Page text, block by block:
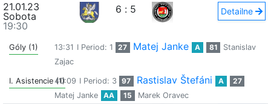
21.01.23
Sobota
19:30
6 : 5 Detailne
Góly (1) 13:31 I Period: 1 27 Matej Janke A 81
Stanislav
Zajac
I. Asistencie (1)40:09 I Period: 3 97 Rastislav Štefáni A
27
Matej Janke
AA 15 Marek Oravec